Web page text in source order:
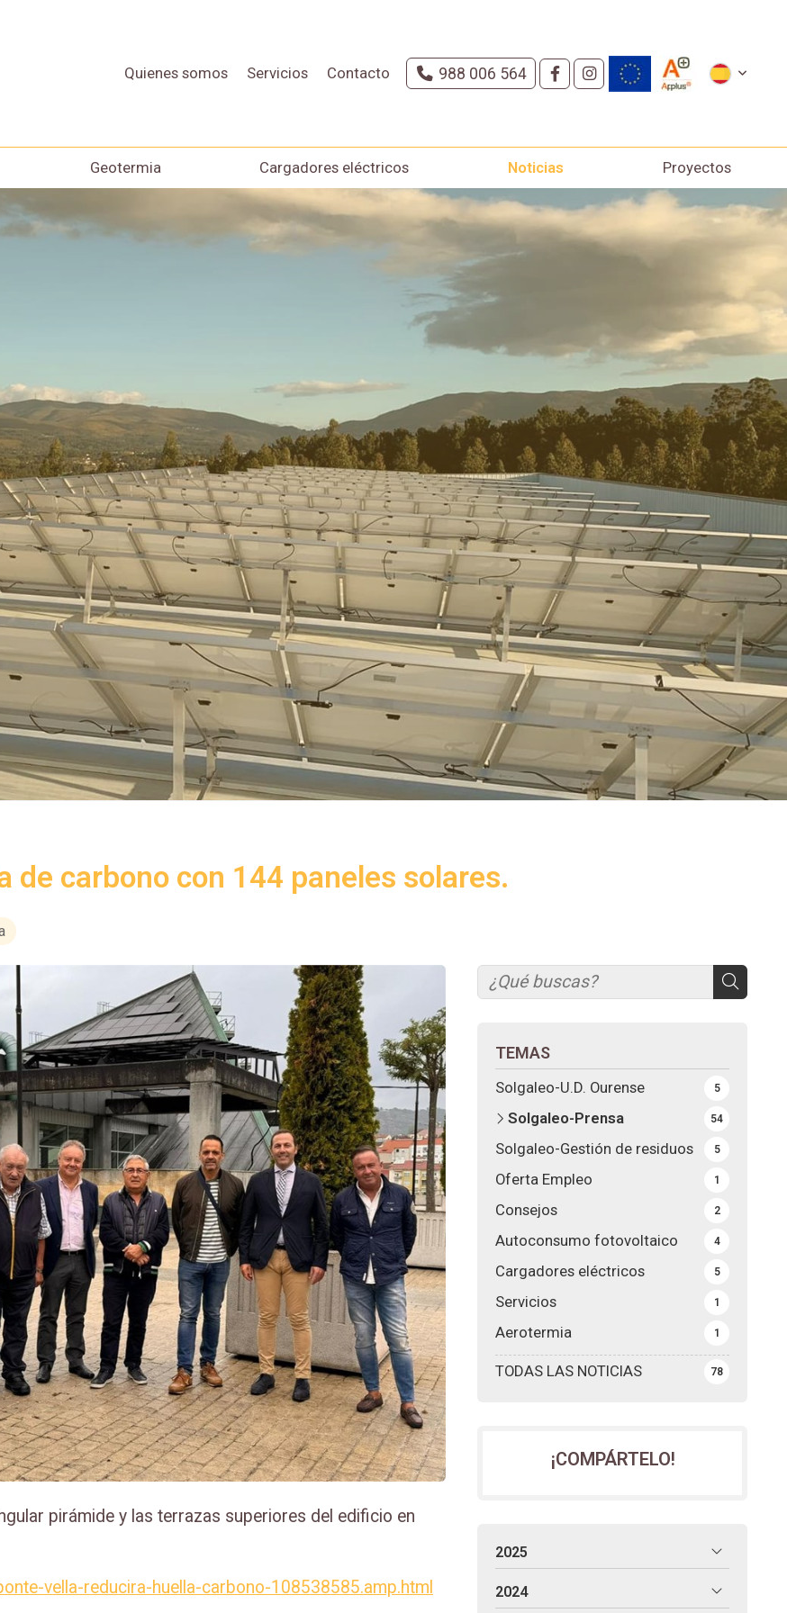
Quienes somos Servicios Contacto 988 006 564
Geotermia Cargadores eléctricos Noticias Proyectos
de carbono con 144 paneles solares.
TEMAS
TODAS LAS NOTICIAS 78
Solgaleo-U.D. Ourense 5
Solgaleo-Prensa 54
Solgaleo-Gestión de residuos 5
Oferta Empleo 1
Consejos 2
Autoconsumo fotovoltaico 4
Cargadores eléctricos 5
Servicios 1
Aerotermia 1
pirámide y las terrazas superiores del edificio en
vella-reducira-huella-carbono-108538585.amp.html
¡COMPÁRTELO!
2025
2024